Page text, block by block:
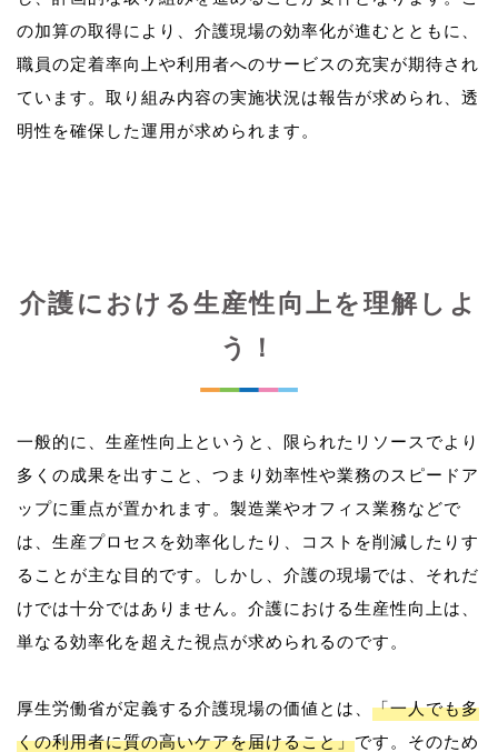
の加算の取得により、介護現場の効率化が進むとともに、
職員の定着率向上や利用者へのサービスの充実が期待され
ています。取り組み内容の実施状況は報告が求められ、透
介護における生産性向上を理解しよ
う！
一般的に、生産性向上というと、限られたリソースでより
多くの成果を出すこと、つまり効率性や業務のスピードア
ップに重点が置かれます。製造業やオフィス業務などで
は、生産プロセスを効率化したり、コストを削減したりす
ることが主な目的です。しかし、介護の現場では、それだ
けでは十分ではありません。介護における生産性向上は、
単なる効率化を超えた視点が求められるのです。
厚生労働省が定義する介護現場の価値とは、 「一人でも多
くの利用者に質の高いケアを届けること」です。そのため